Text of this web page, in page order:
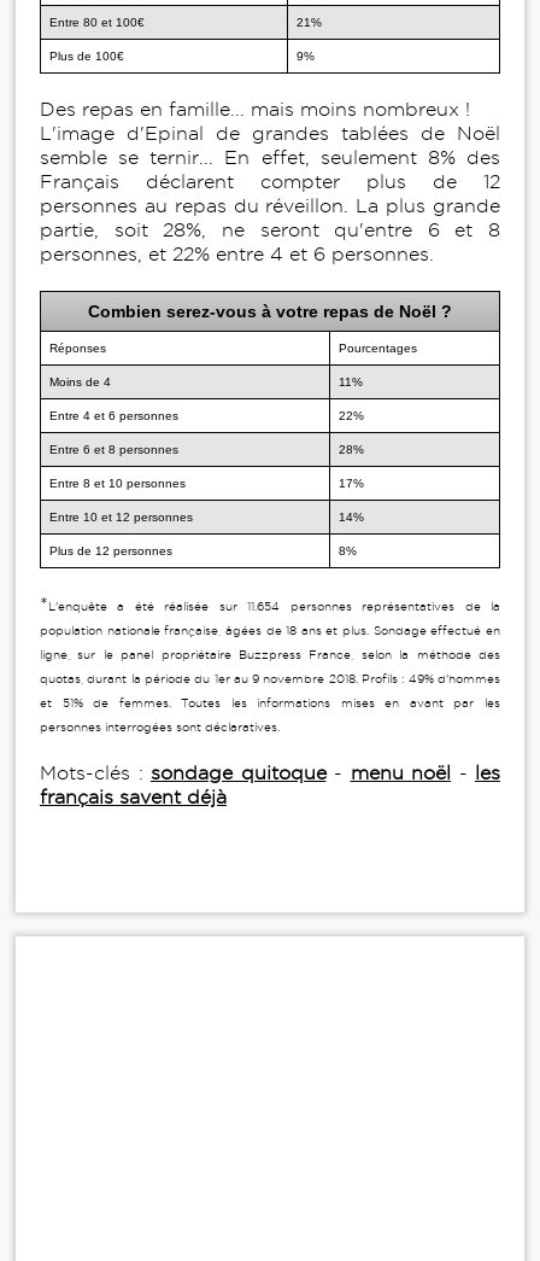
Entre 80 et 100€ 21%
Plus de 100€ 9%
Des repas en famille... mais moins nombreux !
L'image d'Epinal de grandes tablées de Noël
semble se ternir... En effet, seulement 8% des
Français déclarent compter plus de 12
personnes au repas du réveillon. La plus grande
partie, soit 28%, ne seront qu'entre 6 et 8
personnes, et 22% entre 4 et 6 personnes.
Combien serez-vous à votre repas de Noël ?
Réponses Pourcentages
Moins de 4 11%
Entre 4 et 6 personnes 22%
Entre 6 et 8 personnes 28%
Entre 8 et 10 personnes 17%
Entre 10 et 12 personnes 14%
Plus de 12 personnes 8%
*L'enquête a été réalisée sur 11.654 personnes représentatives de la
population nationale française, âgées de 18 ans et plus. Sondage effectué en
ligne, sur le panel propriétaire Buzzpress France, selon la méthode des
quotas, durant la période du 1er au 9 novembre 2018. Profils : 49% d'hommes
et 51% de femmes. Toutes les informations mises en avant par les
personnes interrogées sont déclaratives.
Mots-clés : sondage quitoque- menu noël -
les
français savent déjà